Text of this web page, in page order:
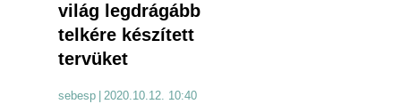
világ legdrágább
telkére készített
tervüket
sebesp 2020.10.12. 10:40